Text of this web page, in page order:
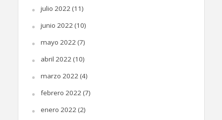
julio 2022(11)
junio 2022(10)
mayo 2022(7)
abril 2022(10)
marzo 2022(4)
febrero 2022(7)
enero 2022(2)